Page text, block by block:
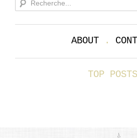
ABOUT.
TOP POSTS